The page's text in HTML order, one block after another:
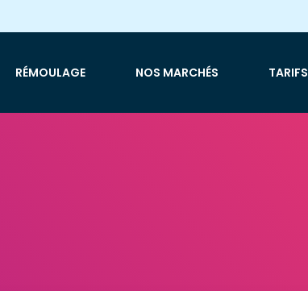
RÉMOULAGE NOS MARCHÉS TARIFS